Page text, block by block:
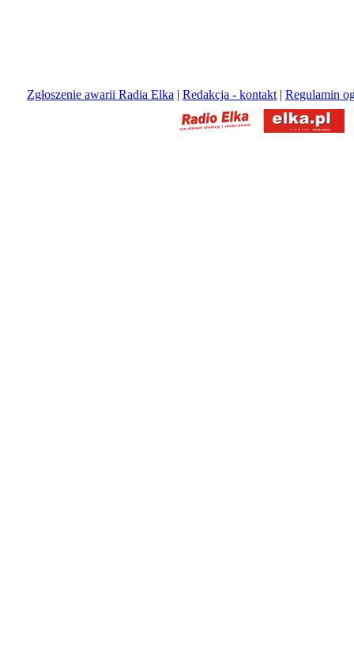
Zgłoszenie awarii Radia Elka | Redakcja - kontakt | Regulamin